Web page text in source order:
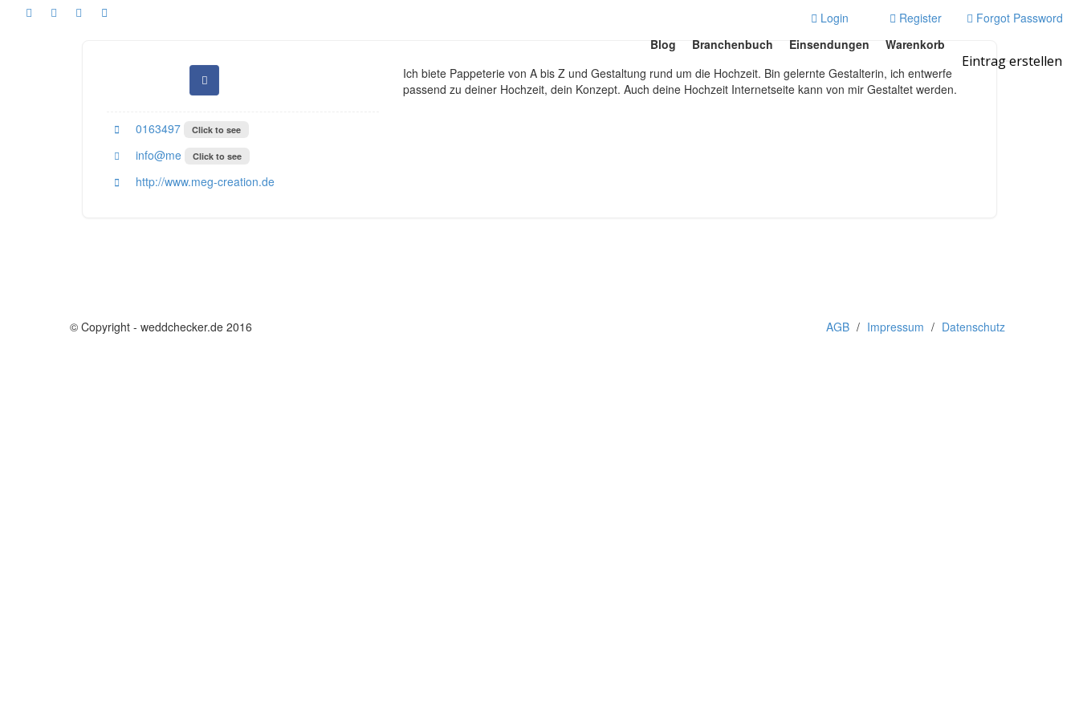
Login Register
Forgot Password
Blog
Branchenbuch Einsendungen Warenkorb
Eintrag erstellen
0163497 Click to see
info@me Click to see
http://www.meg-creation.de
Ich biete Pappeterie von A bis Z und Gestaltung rund um die Hochzeit. Bin gelernte Gestalterin, ich entwerfe
passend zu deiner Hochzeit, dein Konzept. Auch deine Hochzeit Internetseite kann von mir Gestaltet werden.
© Copyright - weddchecker.de 2016 AGB Impressum Datenschutz